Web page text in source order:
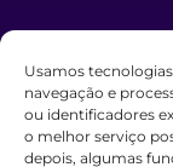
Usamos
navegação e
ou identificadores
o melhor serviço
depois, algumas